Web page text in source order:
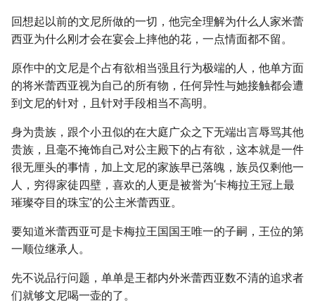
回想起以前的文尼所做的一切，他完全理解为什么人家米蕾
西亚为什么刚才会在宴会上摔他的花，一点情面都不留。
原作中的文尼是个占有欲相当强且行为极端的人，他单方面
的将米蕾西亚视为自己的所有物，任何异性与她接触都会遭
到文尼的针对，且针对手段相当不高明。
身为贵族，跟个小丑似的在大庭广众之下无端出言辱骂其他
贵族，且毫不掩饰自己对公主殿下的占有欲，这本就是一件
很无厘头的事情，加上文尼的家族早已落魄，族员仅剩他一
人，穷得家徒四壁，喜欢的人更是被誉为‘卡梅拉王冠上最
璀璨夺目的珠宝’的公主米蕾西亚。
要知道米蕾西亚可是卡梅拉王国国王唯一的子嗣，王位的第
一顺位继承人。
先不说品行问题，单单是王都内外米蕾西亚数不清的追求者
们就够文尼喝一壶的了。